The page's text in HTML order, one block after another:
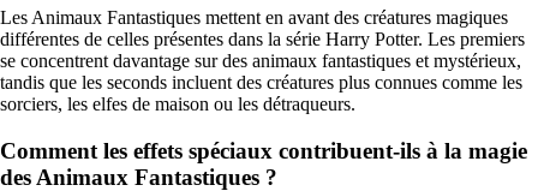
Les Animaux Fantastiques mettent en avant des créatures magiques
différentes de celles présentes dans la série Harry Potter. Les premiers
se concentrent davantage sur des animaux fantastiques et mystérieux,
tandis que les seconds incluent des créatures plus connues comme les
sorciers, les elfes de maison ou les détraqueurs.
Comment les effets spéciaux contribuent-ils à la magie
des Animaux Fantastiques ?